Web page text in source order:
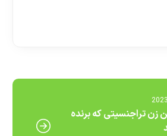
زن تراجنسیتی که برنده